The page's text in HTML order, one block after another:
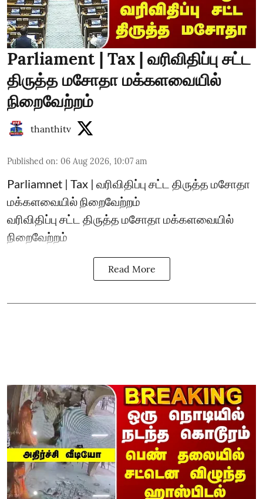
Parliament | Tax | வரிவிதிப்பு சட்ட
திருத்த மசோதா மக்களவையில்
நிறைவேற்றம்
thanthitv
Published on: 06 Aug 2026, 10:07 am
Parliamnet | Tax | வரிவிதிப்பு சட்ட திருத்த மசோதா
மக்களவையில் நிறைவேற்றம்
வரிவிதிப்பு சட்ட திருத்த மசோதா மக்களவையில்
நிறைவேற்றம்
Read More